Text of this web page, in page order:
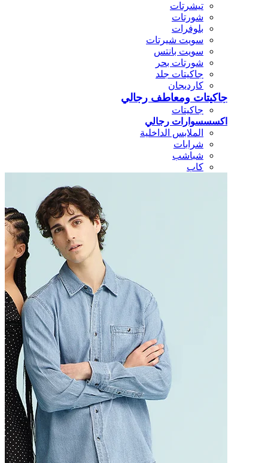
تيشرتات
شورتات
بلوفرات
سويت شيرتات
سويت بانتس
شورتات بحر
جاكيتات جلد
كارديجان
جاكيتات ومعاطف رجالي
جاكيتات
اكسسسوارات رجالي
الملابس الداخلية
شرابات
شباشب
كاب